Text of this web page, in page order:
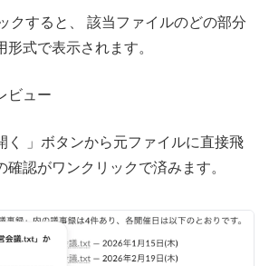
クすると、 該当ファイルのどの部分
式で表示されます。
ビュー
く 」ボタンから元ファイルに直接飛
認がワンクリックで済みます。